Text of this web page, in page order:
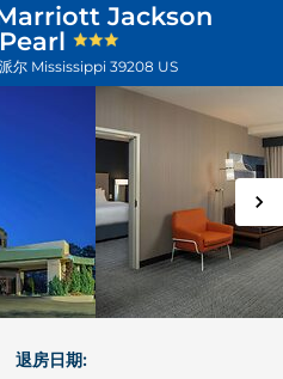
Jackson
派尔 Mississippi 39208 US
退房日期: